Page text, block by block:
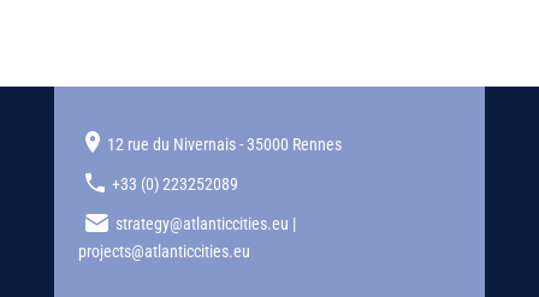
12 rue du Nivernais - 35000 Rennes
+33 (0) 223252089
strategy@atlanticcities.eu |
projects@atlanticcities.eu